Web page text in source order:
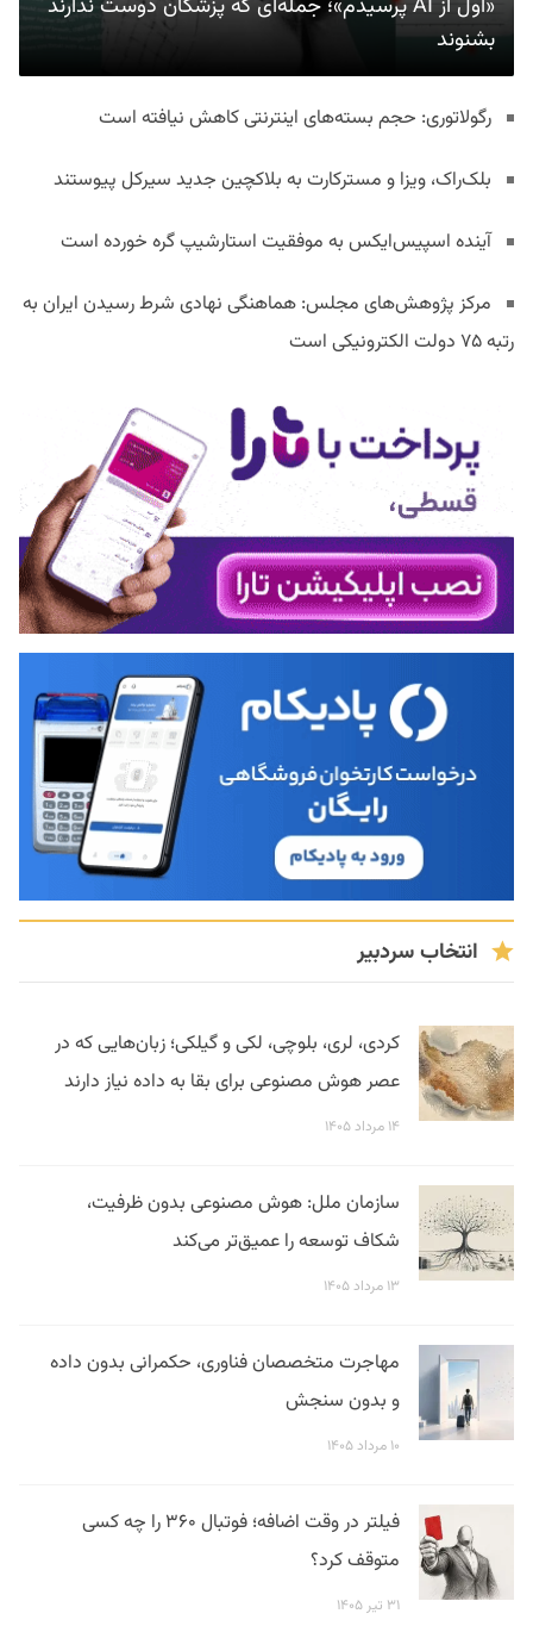
«اول از AI پرسیدم»؛ جمله‌ای که پزشکان دوست ندارند
بشنوند
رگولاتوری: حجم بسته‌های اینترنتی کاهش نیافته است
بلک‌راک، ویزا و مسترکارت به بلاکچین جدید سیرکل پیوستند
آینده اسپیس‌ایکس به موفقیت استارشیپ گره خورده است
مرکز پژوهش‌های مجلس: هماهنگی نهادی شرط رسیدن ایران به
رتبه ۷۵ دولت الکترونیکی است
انتخاب سردبیر
کردی، لری، بلوچی، لکی و گیلکی؛ زبان‌هایی که در
عصر هوش مصنوعی برای بقا به داده نیاز دارند
۱۴ مرداد ۱۴۰۵
سازمان ملل: هوش مصنوعی بدون ظرفیت،
شکاف توسعه را عمیق‌تر می‌کند
۱۳ مرداد ۱۴۰۵
مهاجرت متخصصان فناوری، حکمرانی بدون داده
و بدون سنجش
۱۰ مرداد ۱۴۰۵
فیلتر در وقت اضافه؛ فوتبال ۳۶۰ را چه کسی
متوقف کرد؟
۳۱ تیر ۱۴۰۵